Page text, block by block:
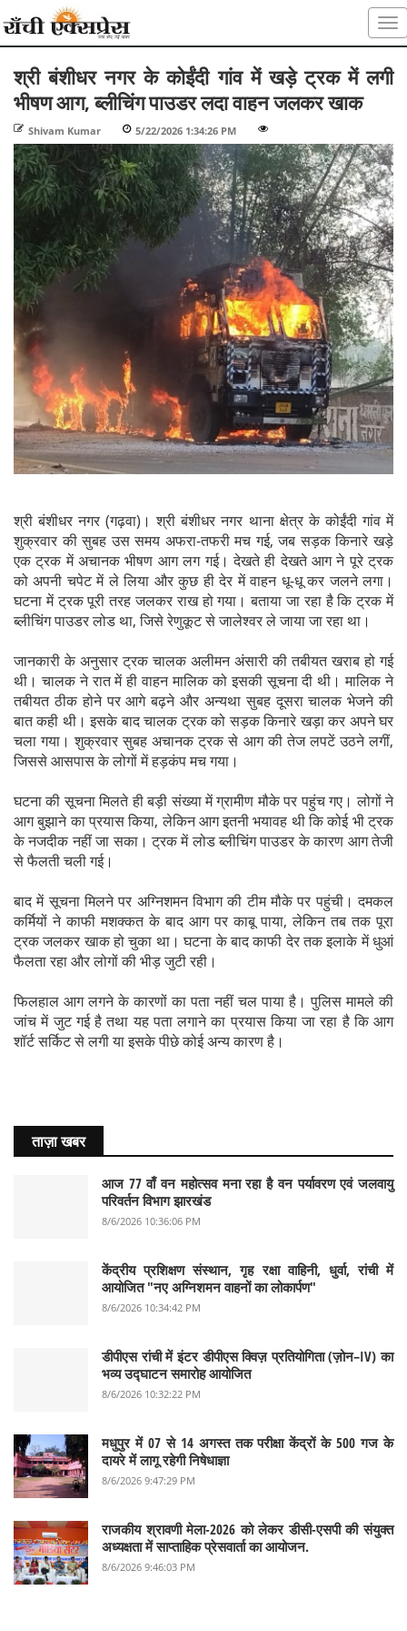
श्री बंशीधर नगर के कोईंदी गांव में खड़े ट्रक में लगी
भीषण आग, ब्लीचिंग पाउडर लदा वाहन जलकर खाक
Shivam Kumar 5/22/2026 1:34:26 PM
श्री बंशीधर नगर (गढ़वा)। श्री बंशीधर नगर थाना क्षेत्र के कोईंदी गांव में
शुक्रवार की सुबह उस समय अफरा-तफरी मच गई, जब सड़क किनारे खड़े
एक ट्रक में अचानक भीषण आग लग गई। देखते ही देखते आग ने पूरे ट्रक
को अपनी चपेट में ले लिया और कुछ ही देर में वाहन धू-धू कर जलने लगा।
घटना में ट्रक पूरी तरह जलकर राख हो गया। बताया जा रहा है कि ट्रक में
ब्लीचिंग पाउडर लोड था, जिसे रेणुकूट से जालेश्वर ले जाया जा रहा था।
जानकारी के अनुसार ट्रक चालक अलीमन अंसारी की तबीयत खराब हो गई
थी। चालक ने रात में ही वाहन मालिक को इसकी सूचना दी थी। मालिक ने
तबीयत ठीक होने पर आगे बढ़ने और अन्यथा सुबह दूसरा चालक भेजने की
बात कही थी। इसके बाद चालक ट्रक को सड़क किनारे खड़ा कर अपने घर
चला गया। शुक्रवार सुबह अचानक ट्रक से आग की तेज लपटें उठने लगीं,
जिससे आसपास के लोगों में हड़कंप मच गया।
घटना की सूचना मिलते ही बड़ी संख्या में ग्रामीण मौके पर पहुंच गए। लोगों ने
आग बुझाने का प्रयास किया, लेकिन आग इतनी भयावह थी कि कोई भी ट्रक
के नजदीक नहीं जा सका। ट्रक में लोड ब्लीचिंग पाउडर के कारण आग तेजी
से फैलती चली गई।
बाद में सूचना मिलने पर अग्निशमन विभाग की टीम मौके पर पहुंची। दमकल
कर्मियों ने काफी मशक्कत के बाद आग पर काबू पाया, लेकिन तब तक पूरा
ट्रक जलकर खाक हो चुका था। घटना के बाद काफी देर तक इलाके में धुआं
फैलता रहा और लोगों की भीड़ जुटी रही।
फिलहाल आग लगने के कारणों का पता नहीं चल पाया है। पुलिस मामले की
जांच में जुट गई है तथा यह पता लगाने का प्रयास किया जा रहा है कि आग
शॉर्ट सर्किट से लगी या इसके पीछे कोई अन्य कारण है।
ताज़ा खबर
आज 77 वाँ वन महोत्सव मना रहा है वन पर्यावरण एवं जलवायु
परिवर्तन विभाग झारखंड
8/6/2026 10:36:06 PM
केंद्रीय प्रशिक्षण संस्थान, गृह रक्षा वाहिनी, धुर्वा, रांची में
आयोजित "नए अग्निशमन वाहनों का लोकार्पण"
8/6/2026 10:34:42 PM
डीपीएस रांची में इंटर डीपीएस क्विज़ प्रतियोगिता (ज़ोन–IV) का
भव्य उद्घाटन समारोह आयोजित
8/6/2026 10:32:22 PM
मधुपुर में 07 से 14 अगस्त तक परीक्षा केंद्रों के 500 गज के
दायरे में लागू रहेगी निषेधाज्ञा
8/6/2026 9:47:29 PM
राजकीय श्रावणी मेला-2026 को लेकर डीसी-एसपी की संयुक्त
अध्यक्षता में साप्ताहिक प्रेसवार्ता का आयोजन.
8/6/2026 9:46:03 PM